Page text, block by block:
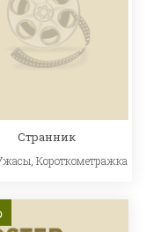
Странник
,Короткометражка